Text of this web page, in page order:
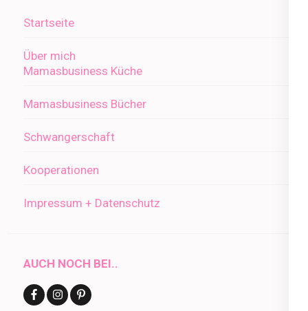
Startseite
Über mich
Mamasbusiness Küche
Mamasbusiness Bücher
Schwangerschaft
Kooperationen
Impressum + Datenschutz
AUCH NOCH BEI..